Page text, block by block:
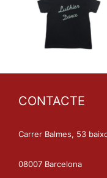
CONTACTE
Carrer Balmes, 53
08007 Barcelona